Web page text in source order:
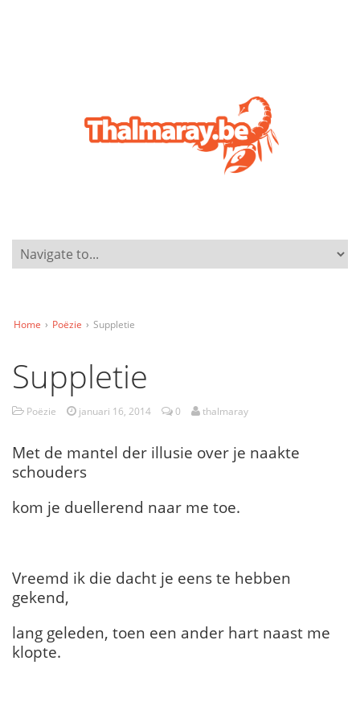
Home › Poëzie › Suppletie
Suppletie
Poëzie januari 16, 2014 0 thalmaray
Met de mantel der illusie over je naakte
schouders
kom je duellerend naar me toe.
Vreemd ik die dacht je eens te hebben
gekend,
lang geleden, toen een ander hart naast me
klopte.